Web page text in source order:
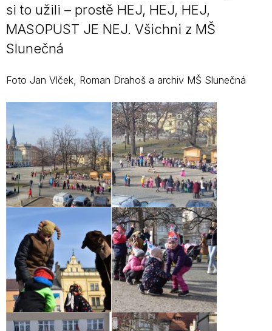
si to užili – prostě HEJ, HEJ, HEJ,
MASOPUST JE NEJ. Všichni z MŠ
Slunečná
Foto Jan Vlček, Roman Drahoš a archiv MŠ Slunečná